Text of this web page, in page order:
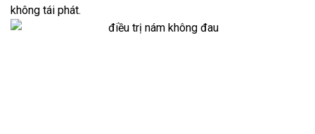
không tái phát.